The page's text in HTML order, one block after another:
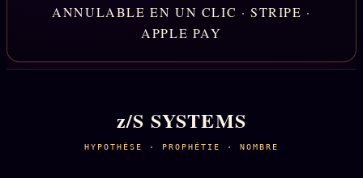
ANNULABLE EN UN CLIC · STRIPE ·
APPLE PAY
z/S SYSTEMS
HYPOTHÈSE · PROPHÉTIE · NOMBRE